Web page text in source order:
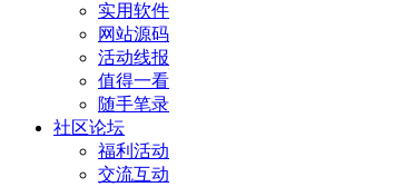
实用软件
网站源码
活动线报
值得一看
随手笔录
社区论坛
福利活动
交流互动